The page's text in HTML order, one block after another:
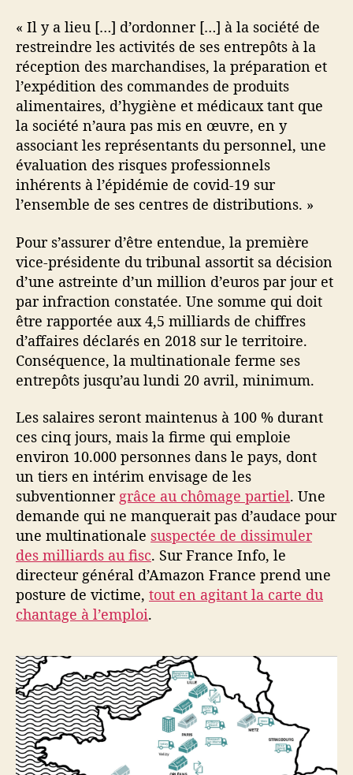
« Il y a lieu […] d’ordonner […] à la société de
restreindre les activités de ses entrepôts à la
réception des marchandises, la préparation et
l’expédition des commandes de produits
alimentaires, d’hygiène et médicaux tant que
la société n’aura pas mis en œuvre, en y
associant les représentants du personnel, une
évaluation des risques professionnels
inhérents à l’épidémie de covid-19 sur
l’ensemble de ses centres de distributions. »
Pour s’assurer d’être entendue, la première
vice-présidente du tribunal assortit sa décision
d’une astreinte d’un million d’euros par jour et
par infraction constatée. Une somme qui doit
être rapportée aux 4,5 milliards de chiffres
d’affaires déclarés en 2018 sur le territoire.
Conséquence, la multinationale ferme ses
entrepôts jusqu’au lundi 20 avril, minimum.
Les salaires seront maintenus à 100 % durant
ces cinq jours, mais la firme qui emploie
environ 10.000 personnes dans le pays, dont
un tiers en intérim envisage de les
subventionner grâce au chômage partiel. Une
demande qui ne manquerait pas d’audace pour
une multinationale suspectée de dissimuler
des milliards au fisc. Sur France Info, le
directeur général d’Amazon France prend une
posture de victime, tout en agitant la carte du
chantage à l’emploi.